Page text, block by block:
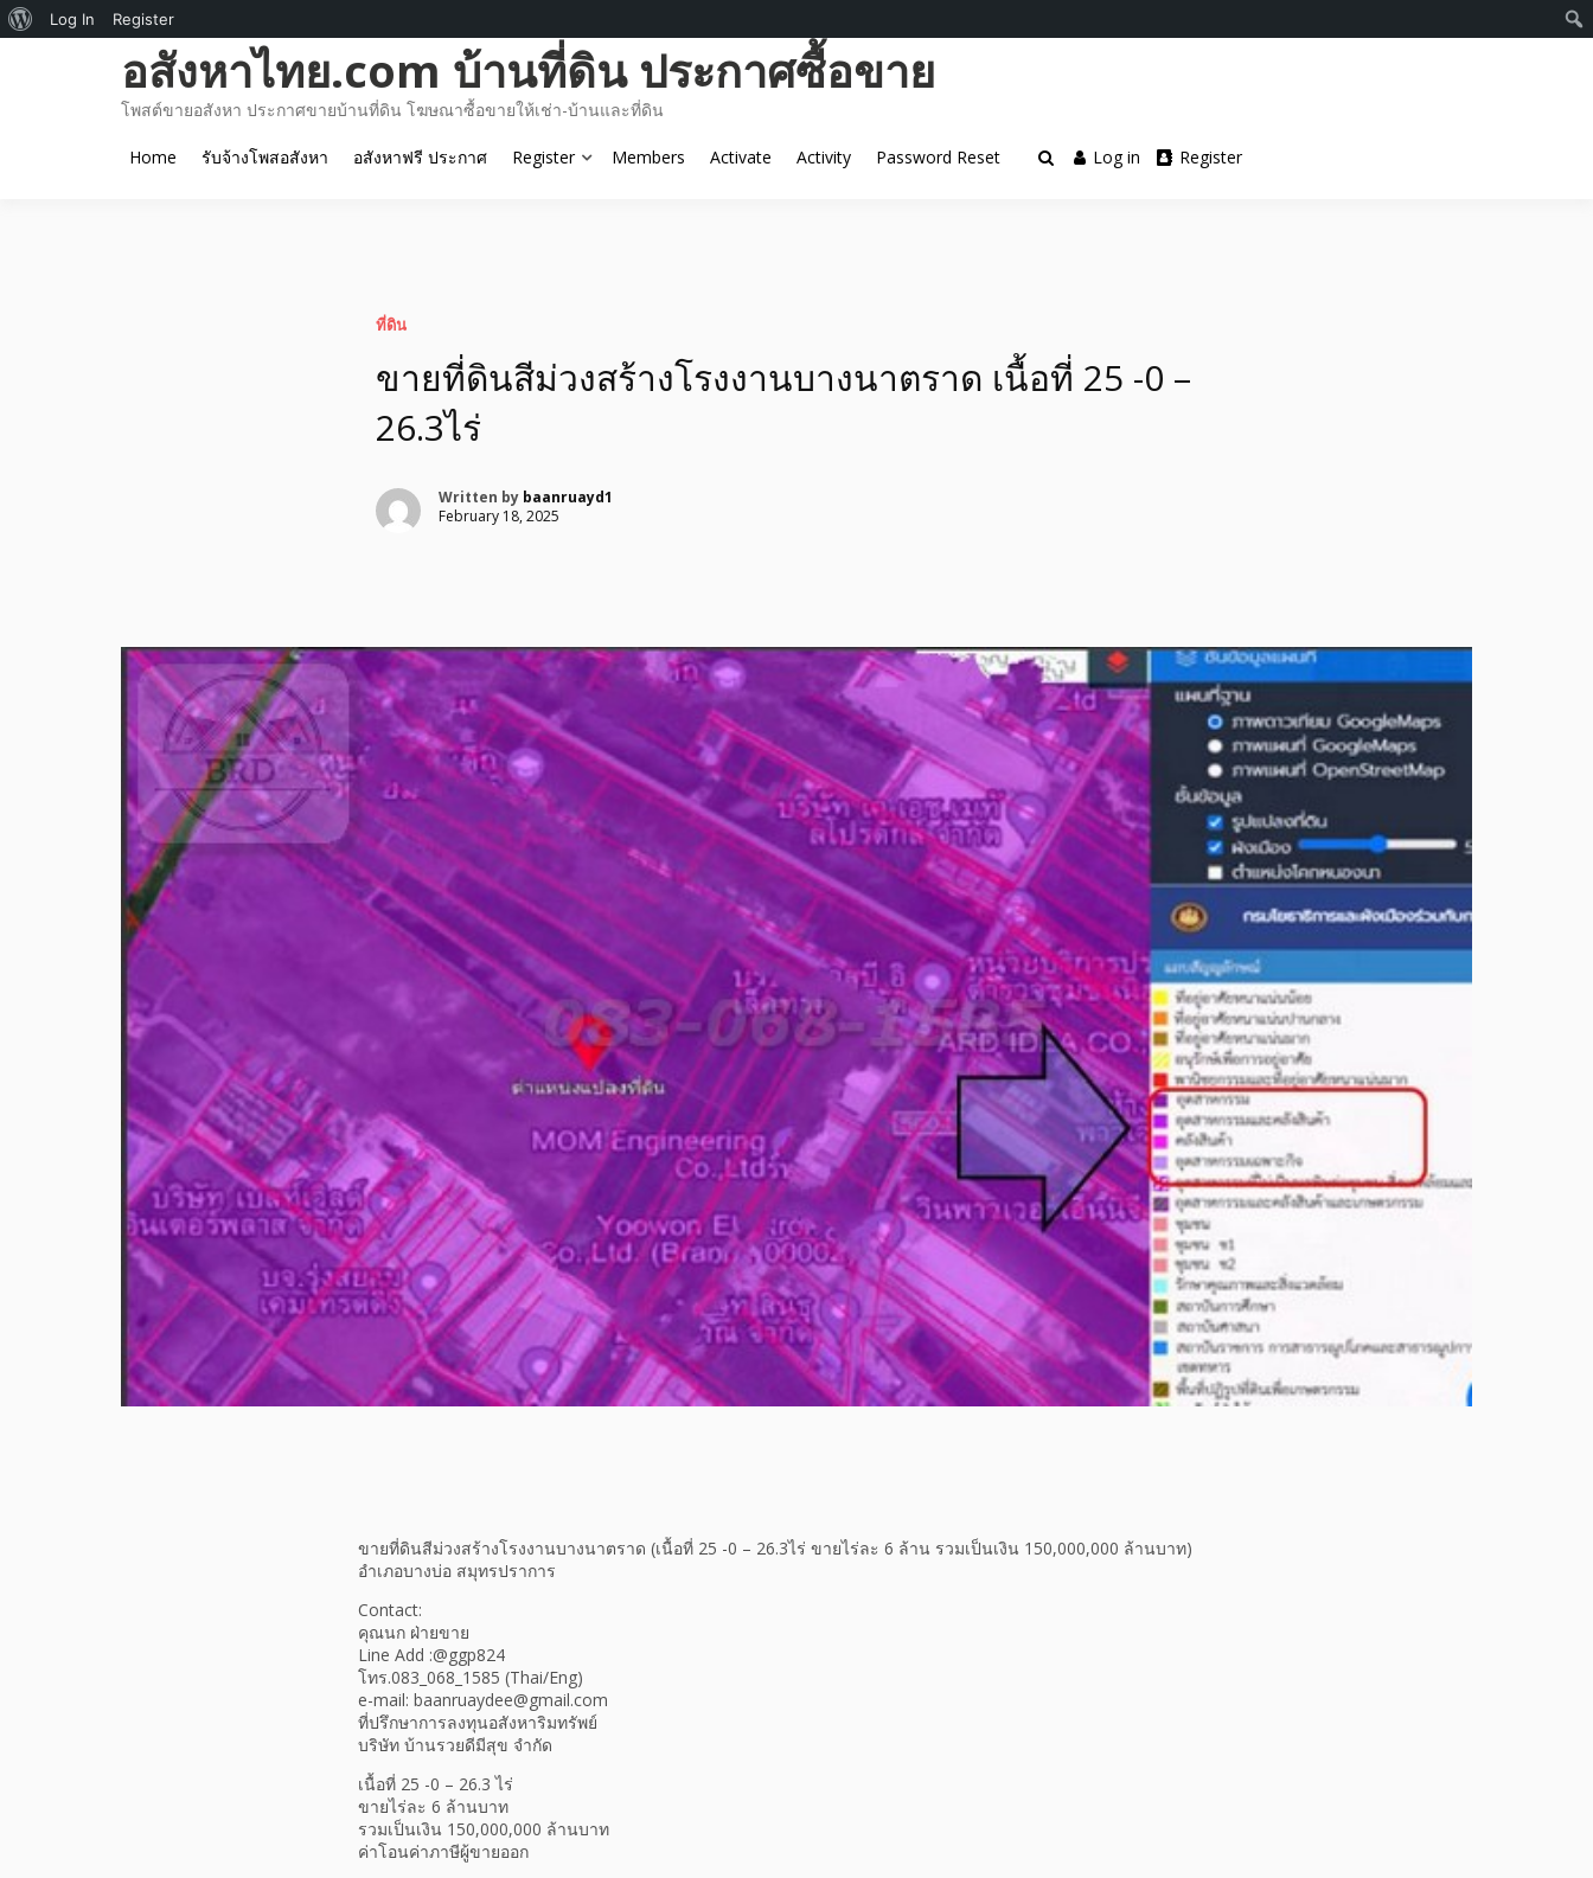
อสังหาไทย.com บ้านที่ดิน ประกาศซื้อขาย
โพสต์ขายอสังหา ประกาศขายบ้านที่ดิน โฆษณาซื้อขายให้เช่า-บ้านและที่ดิน
Home รับจ้างโพสอสังหา อสังหาฟรี ประกาศ Register Members Activate Activity Password Reset Log in Register
ที่ดิน
ขายที่ดินสีม่วงสร้างโรงงานบางนาตราด เนื้อที่ 25 -0 –
26.3ไร่
Written by baanruayd1
February 18, 2025
ขายที่ดินสีม่วงสร้างโรงงานบางนาตราด (เนื้อที่ 25 -0 – 26.3ไร่ ขายไร่ละ 6 ล้าน รวมเป็นเงิน 150,000,000 ล้านบาท)
อำเภอบางบ่อ สมุทรปราการ
Contact:
คุณนก ฝ่ายขาย
Line Add :@ggp824
โทร.083_068_1585 (Thai/Eng)
e-mail: baanruaydee@gmail.com
ที่ปรึกษาการลงทุนอสังหาริมทรัพย์
บริษัท บ้านรวยดีมีสุข จำกัด
เนื้อที่ 25 -0 – 26.3 ไร่
ขายไร่ละ 6 ล้านบาท
รวมเป็นเงิน 150,000,000 ล้านบาท
ค่าโอนค่าภาษีผู้ขายออก
About
Log In Register